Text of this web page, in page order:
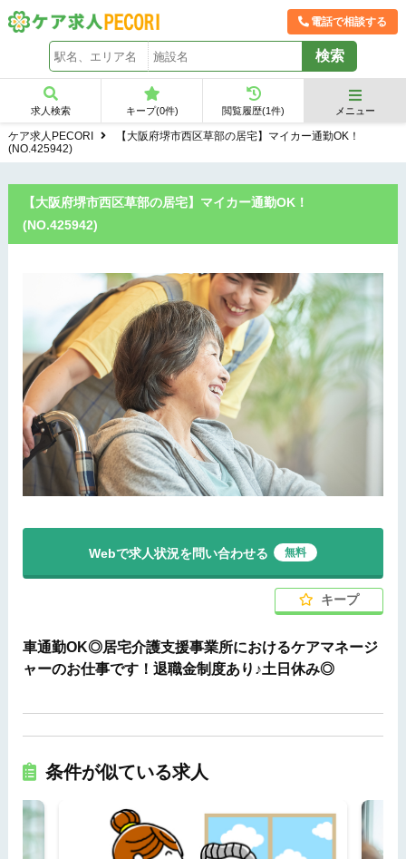
電話で相談する
求人検索 キープ(0件) 閲覧履歴(1件) メニュー
ケア求人PECORI
【大阪府堺市西区草部の居宅】マイカー通勤OK！
(NO.425942)
【大阪府堺市西区草部の居宅】マイカー通勤OK！
(NO.425942)
車通勤OK◎居宅介護支援事業所におけるケアマネージ
ャーのお仕事です！退職金制度あり♪土日休み◎
キープ
Webで求人状況を問い合わせる 無料
条件が似ている求人